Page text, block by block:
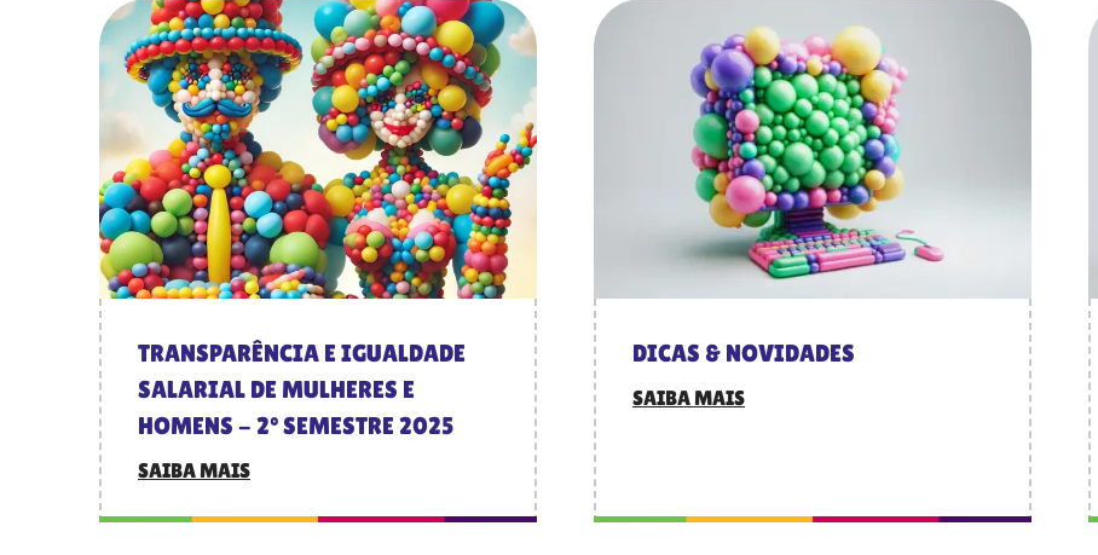
TRANSPARÊNCIA E IGUALDADE
SALARIAL DE MULHERES E
HOMENS - 2º SEMESTRE 2025
SAIBA MAIS
DICAS & NOVIDADES
SAIBA MAIS